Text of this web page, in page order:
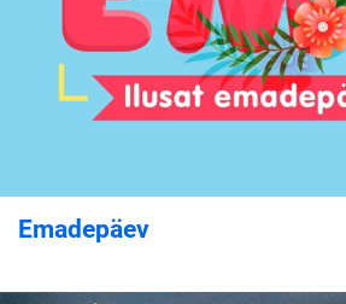
Emadepäev